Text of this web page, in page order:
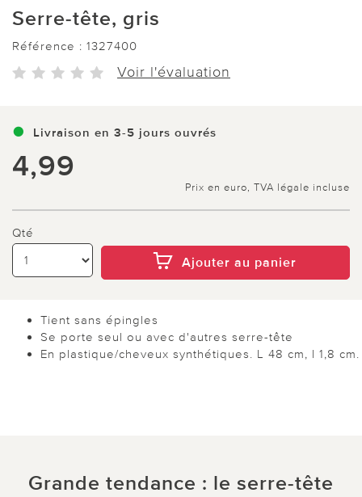
Serre-tête, gris
Référence : 1327400
Voir l'évaluation
Livraison en 3-5 jours ouvrés
4,99
Prix en euro, TVA légale incluse
Qté
Ajouter au panier
Tient sans épingles
Se porte seul ou avec d'autres serre-tête
En plastique/cheveux synthétiques. L 48 cm, l 1,8 cm.
Grande tendance : le serre-tête